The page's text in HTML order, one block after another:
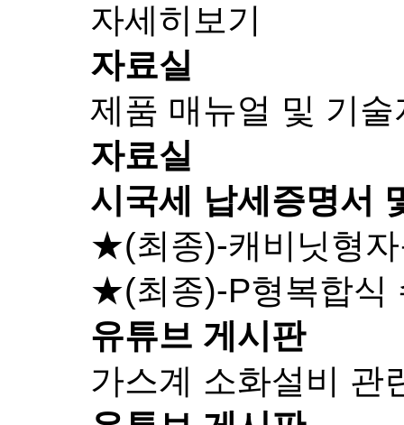
자세히보기
자료실
제품 매뉴얼 및 기
자료실
시국세 납세증명서
★(최종)-캐비닛형
★(최종)-P형복합
유튜브 게시판
가스계 소화설비 관